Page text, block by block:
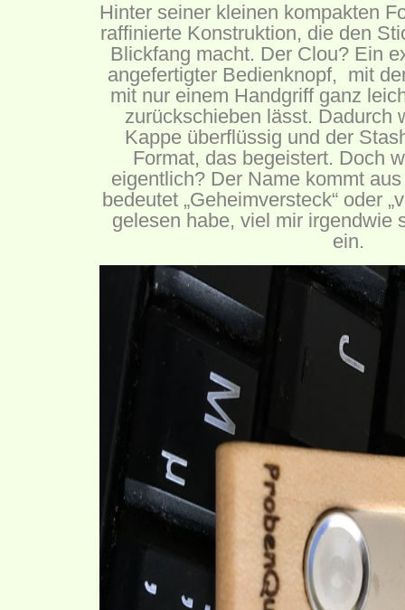
Hinter seiner kleinen kompakten
raffinierte Konstruktion, die den
Blickfang macht. Der Clou? Ein
angefertigter Bedienknopf, mit
mit nur einem Handgriff ganz
zurückschieben lässt. Dadurch
Kappe überflüssig und der
Format, das begeistert. Doch
eigentlich? Der Name kommt
bedeutet „Geheimversteck“ oder
gelesen habe, viel mir irgendwie
ein.